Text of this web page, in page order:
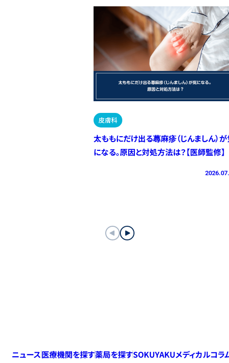
皮膚科
太ももにだけ出る蕁麻疹（じんましん）
になる。原因と対処方法は？【医師監修】
ニュース医療機関を探す薬局を探すSOKUYAKUメディカルコラ